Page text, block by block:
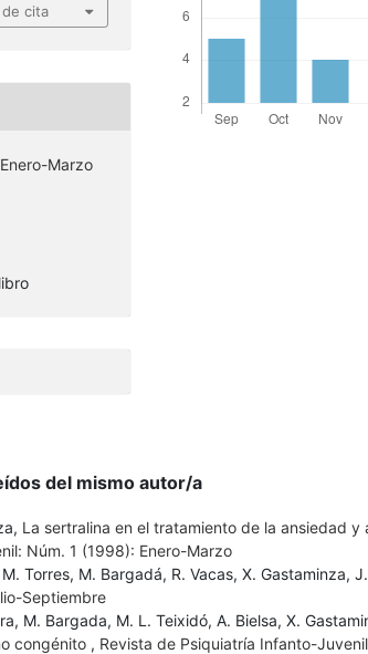
cita
Marzo
del mismo autor/a
La sertralina en el tratamiento de la ansiedad
Núm. 1 (1998): Enero-Marzo
Torres, M. Bargadá, R. Vacas, X. Gastaminza,
Septiembre
M. Bargada, M. L. Teixidó, A. Bielsa, X.
congénito , Revista de Psiquiatría Infanto-